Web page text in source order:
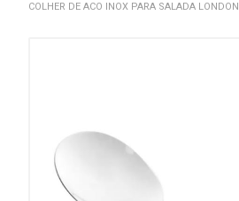
COLHER DE ACO INOX PARA SALADA LONDON